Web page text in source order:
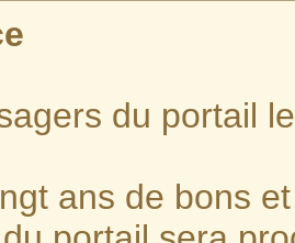
du portail
ans de bons